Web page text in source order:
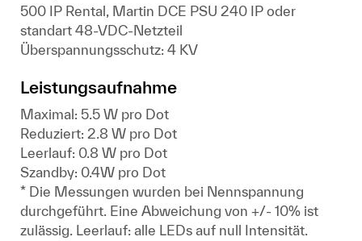
500 IP Rental, Martin DCE PSU 240 IP oder
standart 48-VDC-Netzteil
Überspannungsschutz: 4 KV
Leistungsaufnahme
Maximal: 5.5 W pro Dot
Reduziert: 2.8 W pro Dot
Leerlauf: 0.8 W pro Dot
Szandby: 0.4W pro Dot
* Die Messungen wurden bei Nennspannung
durchgeführt. Eine Abweichung von +/- 10% ist
zulässig. Leerlauf: alle LEDs auf null Intensität.